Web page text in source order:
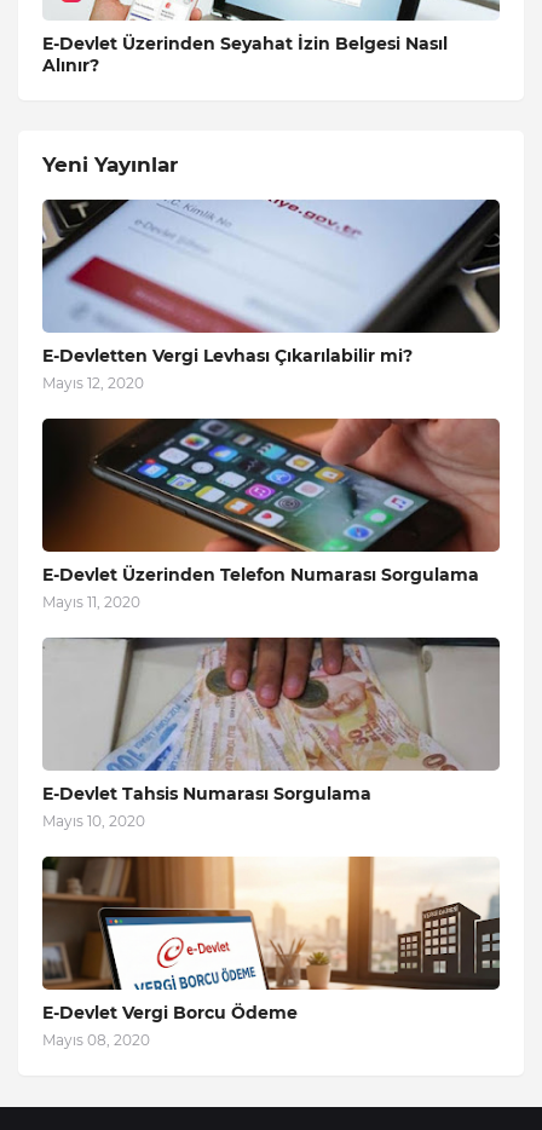
E-Devlet Üzerinden Seyahat İzin Belgesi Nasıl
Alınır?
Yeni Yayınlar
E-Devletten Vergi Levhası Çıkarılabilir mi?
Mayıs 12, 2020
E-Devlet Üzerinden Telefon Numarası Sorgulama
Mayıs 11, 2020
E-Devlet Tahsis Numarası Sorgulama
Mayıs 10, 2020
E-Devlet Vergi Borcu Ödeme
Mayıs 08, 2020